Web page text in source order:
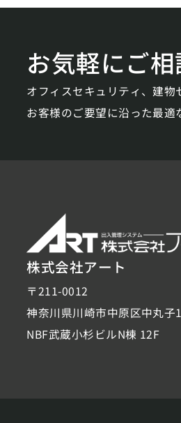
お気軽にご相
オフィスセキュリティ、建物
お客様のご要望に沿った最適
株式会社アート
〒211-0012
神奈川県川崎市中原区中丸子
NBF武蔵小杉ビルN棟 12F